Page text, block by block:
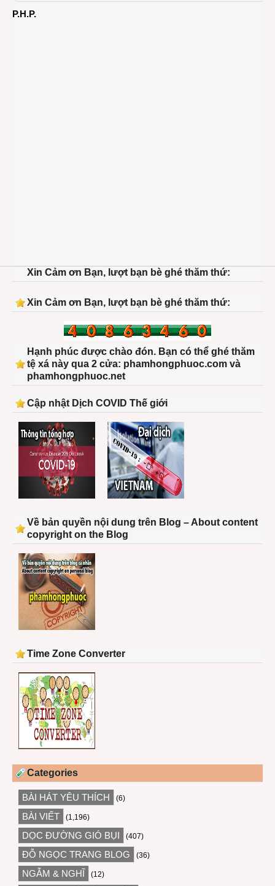
P.H.P.
Xin Cảm ơn Bạn, lượt bạn bè ghé thăm thứ:
Xin Cảm ơn Bạn, lượt bạn bè ghé thăm thứ:
Hạnh phúc được chào đón. Bạn có thể ghé thăm
tệ xá này qua 2 cửa: phamhongphuoc.com và
phamhongphuoc.net
Cập nhật Dịch COVID Thế giới
Về bản quyền nội dung trên Blog – About content
copyright on the Blog
Time Zone Converter
Categories
BÀI HÁT YÊU THÍCH (6)
BÀI VIẾT (1,196)
DỌC ĐƯỜNG GIÓ BỤI (407)
ĐỖ NGỌC TRANG BLOG (36)
NGẪM & NGHĨ (12)